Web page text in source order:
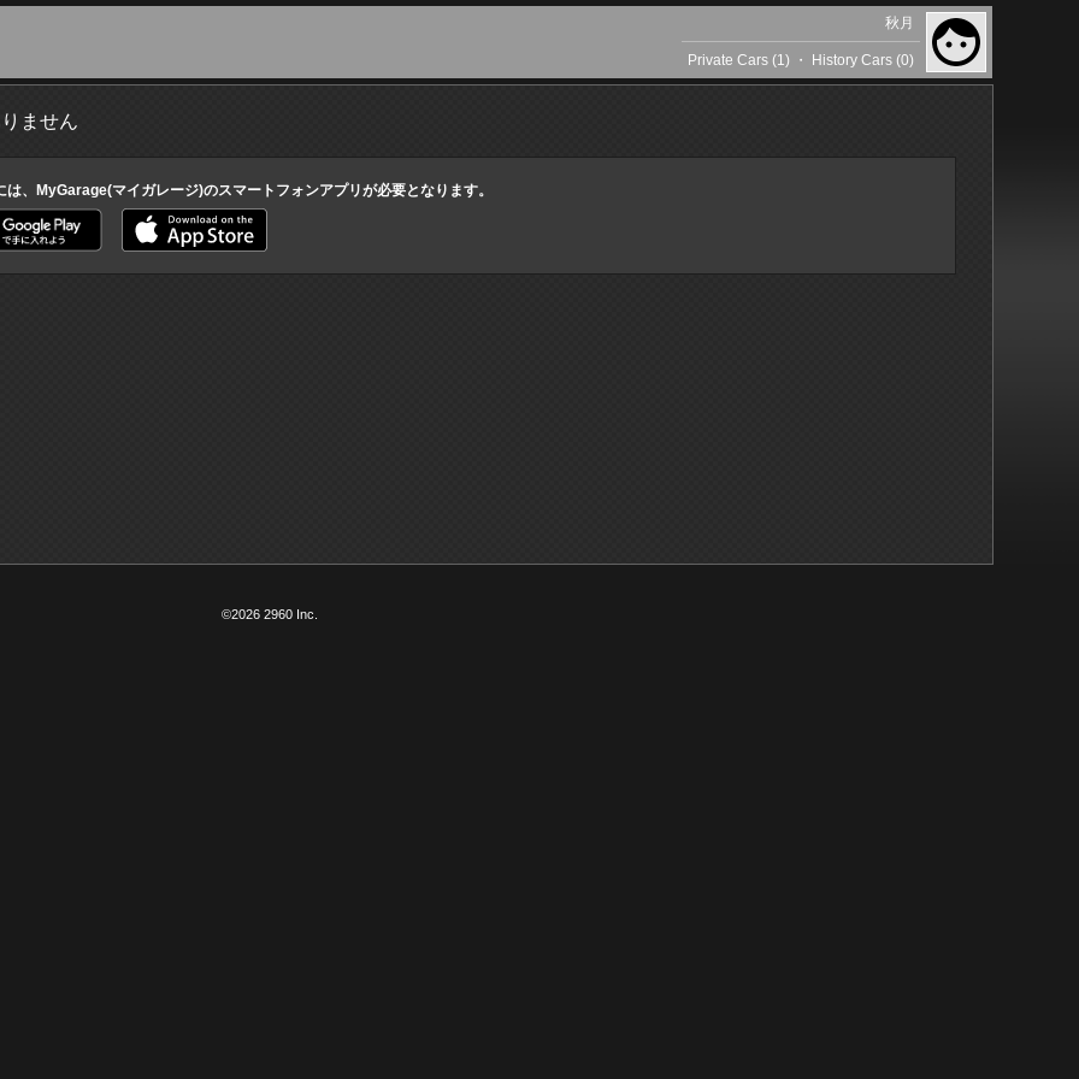
秋月
Private Cars (1) ・ History Cars (0)
ません
は、MyGarage(マイガレージ)のスマートフォンアプリが必要となります。
©2026 2960 Inc.